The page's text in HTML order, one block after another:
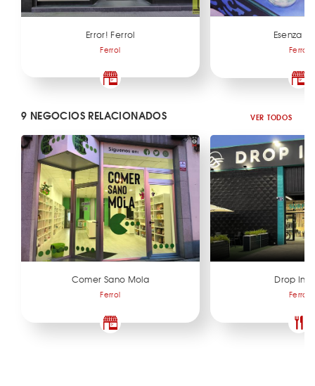
Error! Ferrol
Ferrol
Esenza
Ferrol
9 NEGOCIOS RELACIONADOS VER TODOS
Comer Sano Mola
Ferrol
Drop In
Ferrol